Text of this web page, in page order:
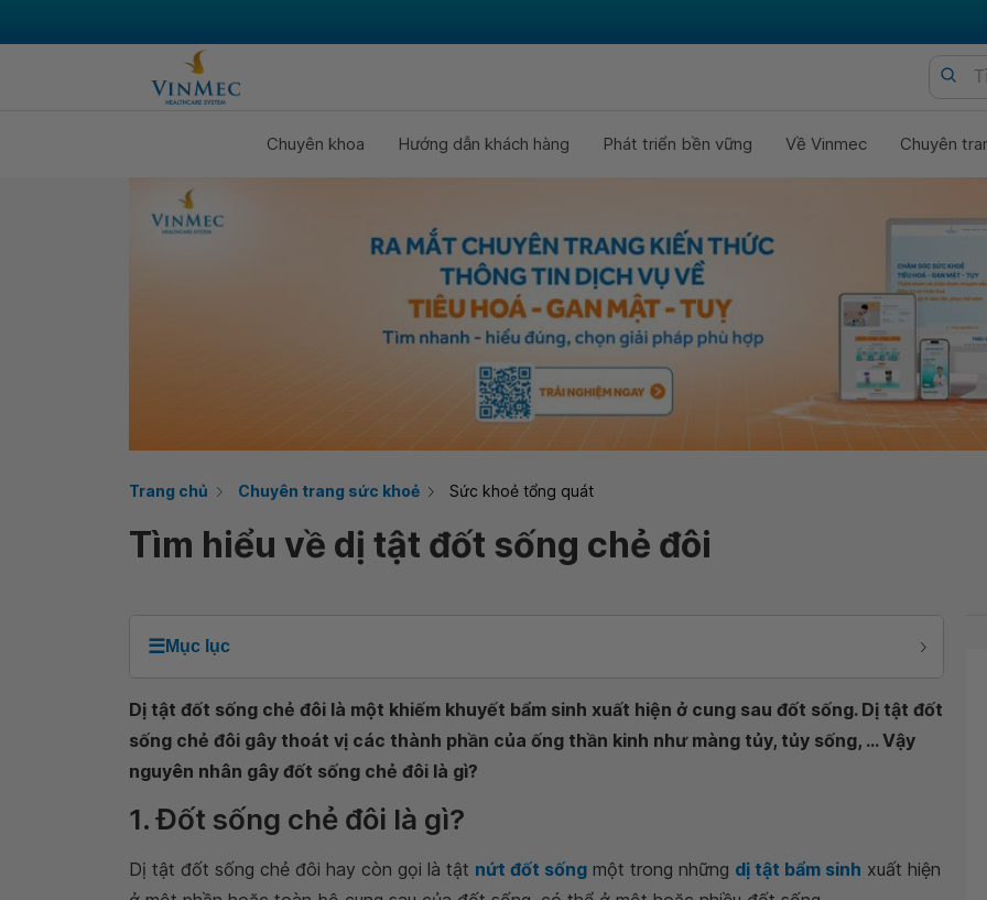
Chuyên khoa Hướng dẫn khách hàng Phát triển bền vững Về Vinmec Chuyên
Trang chủ Chuyên trang sức khoẻ Sức khoẻ tổng quát
Tìm hiểu về dị tật đốt sống chẻ đôi
☰Mục lục
Dị tật đốt sống chẻ đôi là một khiếm khuyết bẩm sinh xuất hiện ở cung sau đốt sống. Dị tật đốt
sống chẻ đôi gây thoát vị các thành phần của ống thần kinh như màng tủy, tủy sống, ... Vậy
nguyên nhân gây đốt sống chẻ đôi là gì?
1. Đốt sống chẻ đôi là gì?
Dị tật đốt sống chẻ đôi hay còn gọi là tật nứt đốt sống một trong những dị tật bẩm sinh xuất hiện